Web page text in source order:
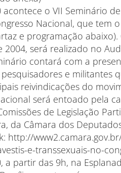
o VII Seminário de
Nacional, que tem
e programação
2004, será realizado no
contará com a
e militantes
reivindicações do
será entoado pela
de Legislação
da Câmara dos
http://
e-transsexuais-no-
a partir das 9h, na